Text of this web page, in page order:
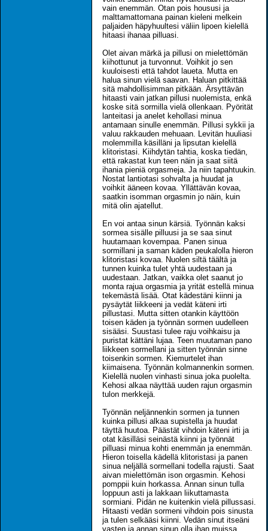
vain enemmän. Otan pois housusi ja
malttamattomana painan kieleni melkein
paljaiden häpyhuultesi väliin lipoen kielellä
hitaasi ihanaa pilluasi.
Olet aivan märkä ja pillusi on mielettömän
kiihottunut ja turvonnut. Voihkit jo sen
kuuloisesti että tahdot laueta. Mutta en
halua sinun vielä saavan. Haluan pitkittää
sitä mahdollisimman pitkään. Ärsyttävän
hitaasti vain jatkan pillusi nuolemista, enkä
koske sitä sormilla vielä ollenkaan. Pyörität
lanteitasi ja anelet kehollasi minua
antamaan sinulle enemmän. Pillusi sykkii ja
valuu rakkauden mehuaan. Levitän huuliasi
molemmilla käsilläni ja lipsutan kielellä
klitoristasi. Kiihdytän tahtia, koska tiedän,
että rakastat kun teen näin ja saat siitä
ihania pieniä orgasmeja. Ja niin tapahtuukin.
Nostat lantiotasi sohvalta ja huudat ja
voihkit ääneen kovaa. Yllättävän kovaa,
saatkin isomman orgasmin jo näin, kuin
mitä olin ajatellut.
En voi antaa sinun kärsiä. Työnnän kaksi
sormea sisälle pilluusi ja se saa sinut
huutamaan kovempaa. Panen sinua
sormillani ja saman käden peukalolla hieron
klitoristasi kovaa. Nuolen siltä täältä ja
tunnen kuinka tulet yhtä uudestaan ja
uudestaan. Jatkan, vaikka olet saanut jo
monta rajua orgasmia ja yrität estellä minua
tekemästä lisää. Otat kädestäni kiinni ja
pysäytät liikkeeni ja vedät käteni irti
pillustasi. Mutta sitten otankin käyttöön
toisen käden ja työnnän sormen uudelleen
sisääsi. Suustasi tulee raju voihkaisu ja
puristat kättäni lujaa. Teen muutaman pano
liikkeen sormellani ja sitten työnnän sinne
toisenkin sormen. Kiemurtelet ihan
kiimaisena. Työnnän kolmannenkin sormen.
Kielellä nuolen vinhasti sinua joka puolelta.
Kehosi alkaa näyttää uuden rajun orgasmin
tulon merkkejä.
Työnnän neljännenkin sormen ja tunnen
kuinka pillusi alkaa supistella ja huudat
täyttä huutoa. Päästät vihdoin käteni irti ja
otat käsilläsi seinästä kiinni ja työnnät
pilluasi minua kohti enemmän ja enemmän.
Hieron toisella kädellä klitoristasi ja panen
sinua neljällä sormellani todella rajusti. Saat
aivan mielettömän ison orgasmin. Kehosi
pomppii kuin horkassa. Annan sinun tulla
loppuun asti ja lakkaan liikuttamasta
sormiani. Pidän ne kuitenkin vielä pillussasi.
Hitaasti vedän sormeni vihdoin pois sinusta
ja tulen selkääsi kiinni. Vedän sinut itseäni
vasten ja annan sinun olla ihan muissa